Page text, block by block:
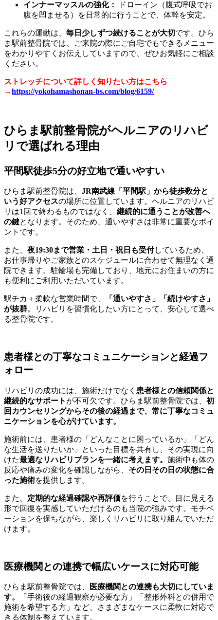
インナーマッスルの強化：
ドローイン（腹式呼吸でお
腹を凹ませる）を日常的に行うことで、体幹を安定。
これらの運動は、 毎日少しずつ続けることが大切です。ひら
ま駅前整骨院では、ご来院の際にご自宅でもできるメニュー
をわかりやすくお伝えしていますので、ぜひお気軽にご相談
ください。
ストレッチについて詳しく知りたい方はこちら
→https://yokohamashonan-bs.com/blog/6159/
ひらま駅前整骨院がヘルニアのリハビ
リで選ばれる理由
平間駅徒歩5分の好立地で通いやすい
ひらま駅前整骨院は、 JR南武線「平間駅」から徒歩数分と
いう好アクセスの場所に位置しています。ヘルニアのリハビ
リは1回で終わるものではなく、 継続的に通うことが改善へ
の鍵となります。そのため、通いやすさは非常に重要なポイ
ントです。
また、 夜19:30まで営業・土日・祝日も受付しているため、
お仕事帰りやご家族とのスケジュールに合わせて無理なく通
院できます。駐輪場も完備しており、地元にお住まいの方に
も便利にご利用いただいています。
駅チカ＋柔軟な営業時間で、
「通いやすさ」「続けやすさ」
が抜群。リハビリを習慣化したい方にとって、安心して選べ
る整骨院です。
患者様との丁寧なコミュニケーションと経過フ
ォロー
リハビリの成功には、施術だけでなく 患者様との信頼関係と
継続的なサポート が不可欠です。ひらま駅前整骨院では、 初
回カウンセリングからその後の経過まで、常に丁寧なコミュ
ニケーションを心がけています。
施術前には、患者様の「どんなことに困っているか」「どん
な生活を送りたいか」といった目標を共有し、その実現に向
けた最適なリハビリプランを一緒に考えます。 施術中も体の
反応や痛みの変化を確認しながら、 その日その日の状態に合
った施術を提供します。
また、 定期的な経過確認や再評価を行うことで、目に見える
形で回復を実感していただけるのも当院の強みです。モチベ
ーションを保ちながら、楽しくリハビリに取り組んでいただ
けます。
医療機関との連携で幅広いケースに対応可能
ひらま駅前整骨院では、
医療機関との連携も大切にしていま
す。
「手術後の経過観察が必要な方」「整形外科との併用で
施術を希望する方」など、さまざまなケースに柔軟に対応で
きる体制を整えています。